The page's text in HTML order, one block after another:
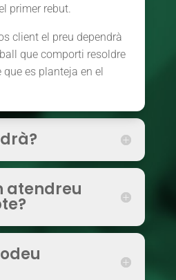
primer rebut.
client el preu dependrà
que comporti resoldre
que es planteja en el
atendreu